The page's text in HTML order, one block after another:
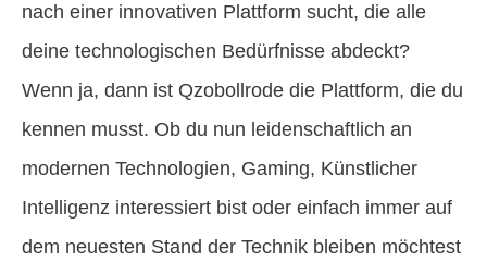
nach einer innovativen Plattform sucht, die alle
deine technologischen Bedürfnisse abdeckt?
Wenn ja, dann ist Qzobollrode die Plattform, die du
kennen musst. Ob du nun leidenschaftlich an
modernen Technologien, Gaming, Künstlicher
Intelligenz interessiert bist oder einfach immer auf
dem neuesten Stand der Technik bleiben möchtest